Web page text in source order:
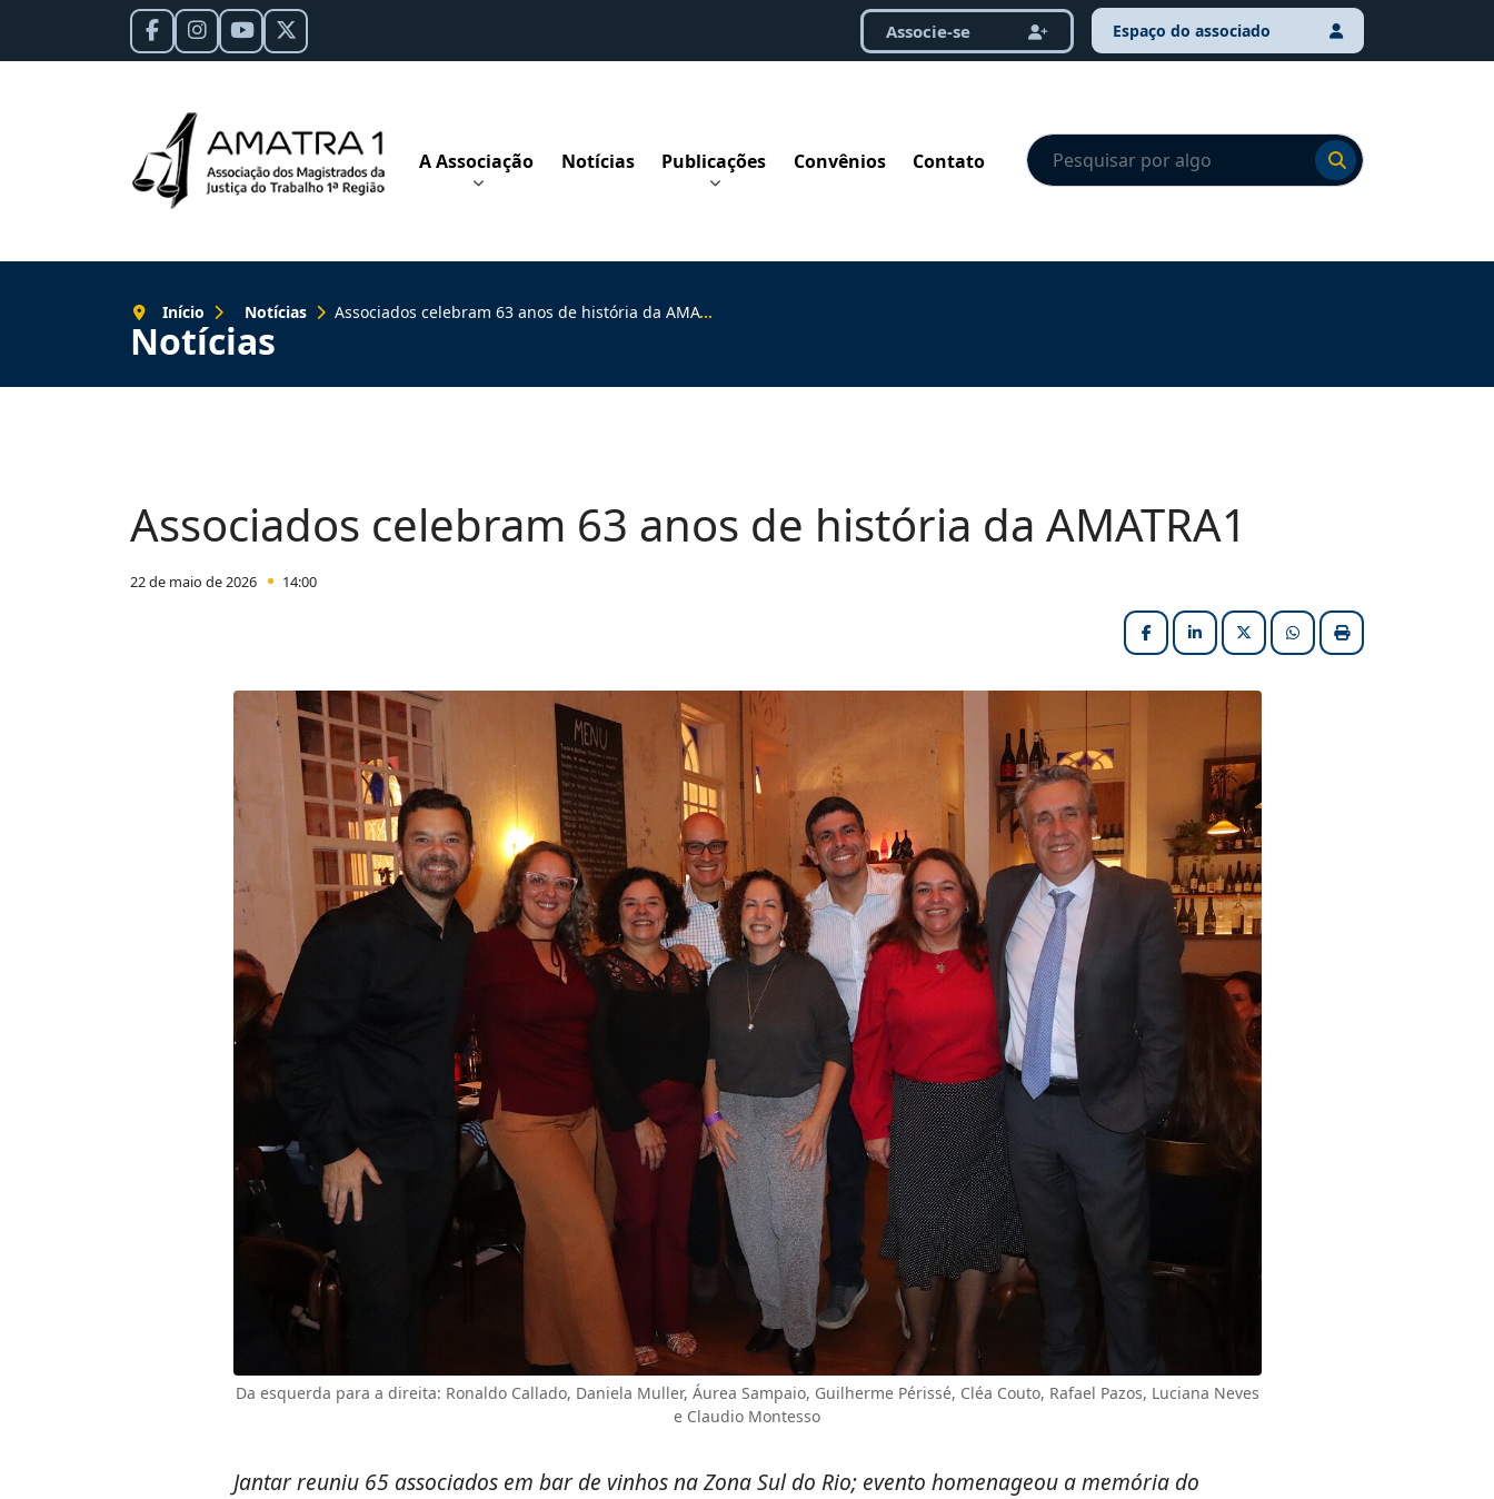
Espaço do associado
Associe-se
A Associação Notícias Publicações Convênios Contato
Ir para o resultado
Ir para o resultado
Notícias
Início Notícias Associados celebram 63 anos de história da AMATRA1
Associados celebram 63 anos de história da AMATRA1
22 de maio de 2026 14:00
FacebookLinkedInX (formerly Twitter)Imprimir matéria
Da esquerda para a direita: Ronaldo Callado, Daniela Muller, Áurea Sampaio, Guilherme Périssé, Cléa Couto, Rafael Pazos, Luciana Neves
e Claudio Montesso
Jantar reuniu 65 associados em bar de vinhos na Zona Sul do Rio; evento homenageou a memória do